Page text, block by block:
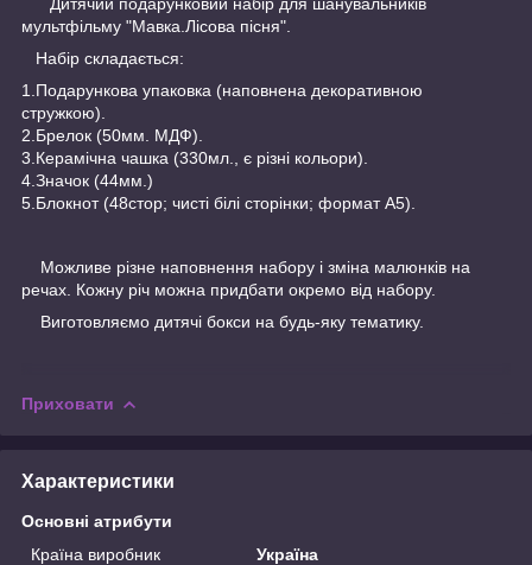
мультфільму "Мавка.Лісова пісня".
Набір складається:
1.Подарункова упаковка (наповнена декоративною
стружкою).
2.Брелок (50мм. МДФ).
3.Керамічна чашка (330мл., є різні кольори).
4.Значок (44мм.)
5.Блокнот (48стор; чисті білі сторінки; формат А5).
Можливе різне наповнення набору і зміна малюнків на
речах. Кожну річ можна придбати окремо від набору.
Виготовляємо дитячі бокси на будь-яку тематику.
Приховати
Характеристики
Основні атрибути
Країна виробник
Україна